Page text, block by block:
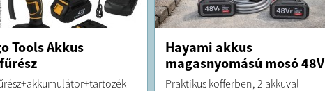
Tools Akkus
Hayami akkus
magasnyomású mosó 48V
Praktikus kofferben, 2 akkuval